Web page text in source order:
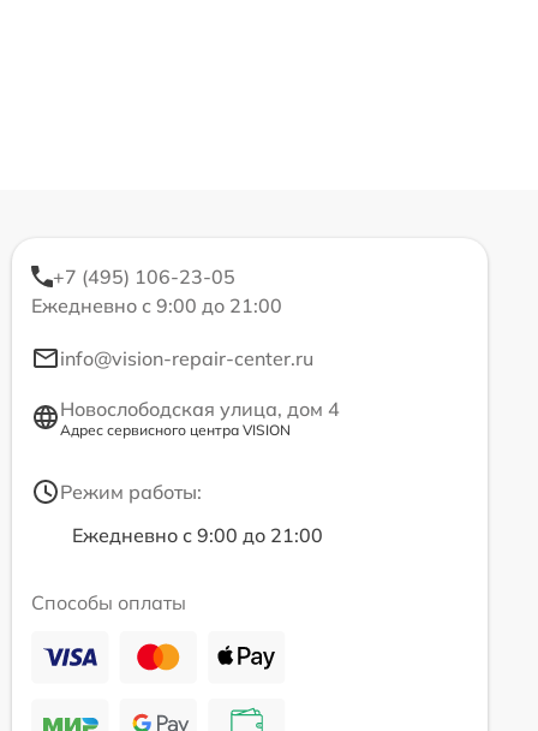
+7 (495) 106-23-05
Ежедневно с 9:00 до 21:00
info@vision-repair-center.ru
Новослободская улица, дом 4
Адрес сервисного центра VISION
Режим работы:
Ежедневно с 9:00 до 21:00
Способы оплаты